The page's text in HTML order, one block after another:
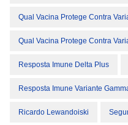
Qual Vacina Protege Contra
Qual Vacina Protege Contra
Resposta Imune Delta Plus
Resposta Imune Variante
Ricardo Lewandoiski